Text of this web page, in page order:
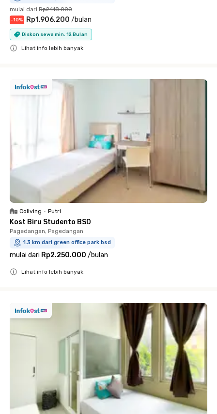
mulai dari Rp2.118.000
-10% Rp1.906.200 /bulan
Diskon sewa min. 12 Bulan
Lihat info lebih banyak
Coliving • Putri
Kost Biru Studento BSD
Pagedangan, Pagedangan
1.3 km dari green office park bsd
mulai dari Rp2.250.000 /bulan
Lihat info lebih banyak